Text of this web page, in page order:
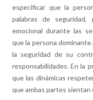
especificar que la
palabras de
emocional durante las
que la persona
la seguridad de su
responsabilidades. En la
que las dinámicas
que ambas partes sientan